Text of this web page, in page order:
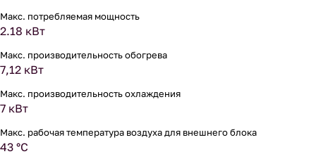
Макс. потребляемая мощность
2.18 кВт
Макс. производительность обогрева
7,12 кВт
Макс. производительность охлаждения
7 кВт
Макс. рабочая температура воздуха для внешнего блока
43 °С